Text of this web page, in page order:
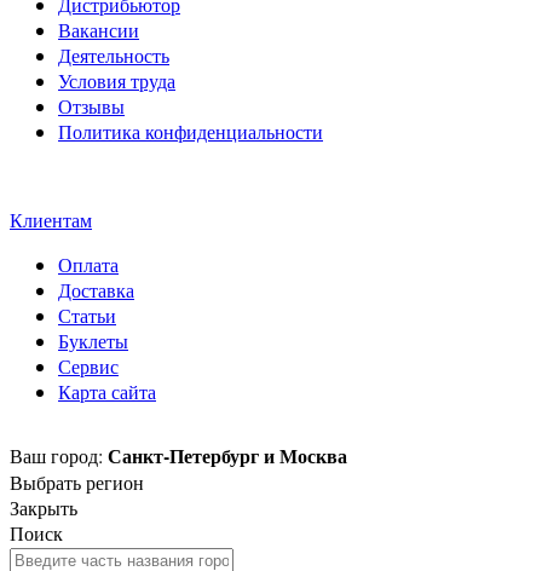
Вакансии
Деятельность
Условия труда
Отзывы
Политика конфиденциальности
Клиентам
Оплата
Доставка
Статьи
Буклеты
Сервис
Карта сайта
Ваш город: Санкт-Петербург и Москва
Выбрать регион
Закрыть
Поиск